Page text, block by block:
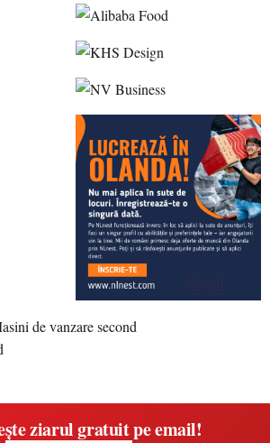
ziarul gratuit pe email!